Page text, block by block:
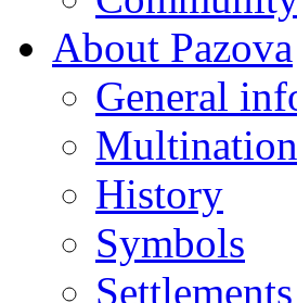
About Pazova
General
History
Symbols
Settlements